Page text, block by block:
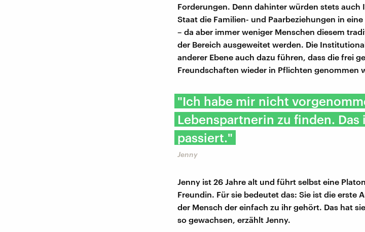
Forderungen. Denn dahinter würden stets auch
Staat die Familien- und Paarbeziehungen in
– da aber immer weniger Menschen diesem
der Bereich ausgeweitet werden. Die
anderer Ebene auch dazu führen, dass die frei
Freundschaften wieder in Pflichten genommen
"Ich habe mir nicht
Lebenspartnerin zu finden.
passiert."
Jenny
Jenny ist 26 Jahre alt und führt selbst eine
Freundin. Für sie bedeutet das: Sie ist die erste
der Mensch der einfach zu ihr gehört. Das hat
so gewachsen, erzählt Jenny.